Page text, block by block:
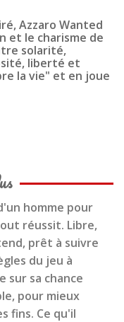
Azzaro Wanted
et le charisme de
solarité,
liberté et
la vie" et en joue
homme pour
réussit. Libre,
prêt à suivre
du jeu à
sur sa chance
pour mieux
fins. Ce qu'il